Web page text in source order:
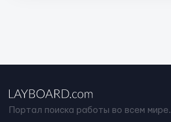
Портал поиска работы во всем мире.